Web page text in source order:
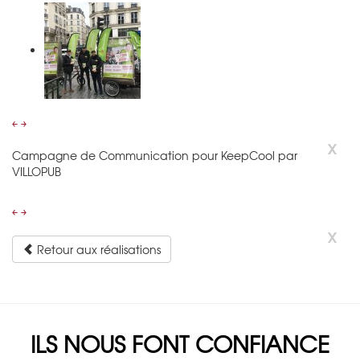
￩ ￫
x
Campagne de Communication pour KeepCool par
VILLOPUB
￩ ￫
x
Retour aux réalisations
ILS NOUS FONT CONFIANCE